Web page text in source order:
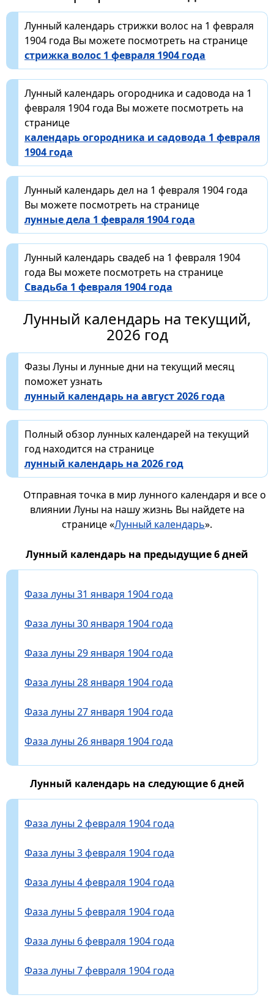
Лунный календарь стрижки волос на 1 февраля
1904 года Вы можете посмотреть на странице
стрижка волос 1 февраля 1904 года
Лунный календарь огородника и садовода на 1
февраля 1904 года Вы можете посмотреть на
странице
календарь огородника и садовода 1 февраля
1904 года
Лунный календарь дел на 1 февраля 1904 года
Вы можете посмотреть на странице
лунные дела 1 февраля 1904 года
Лунный календарь свадеб на 1 февраля 1904
года Вы можете посмотреть на странице
Свадьба 1 февраля 1904 года
Лунный календарь на текущий,
2026 год
Фазы Луны и лунные дни на текущий месяц
поможет узнать
лунный календарь на август 2026 года
Полный обзор лунных календарей на текущий
год находится на странице
лунный календарь на 2026 год
Отправная точка в мир лунного календаря и все о
влиянии Луны на нашу жизнь Вы найдете на
странице «Лунный календарь».
Лунный календарь на предыдущие 6 дней
Фаза луны 31 января 1904 года
Фаза луны 30 января 1904 года
Фаза луны 29 января 1904 года
Фаза луны 28 января 1904 года
Фаза луны 27 января 1904 года
Фаза луны 26 января 1904 года
Лунный календарь на следующие 6 дней
Фаза луны 2 февраля 1904 года
Фаза луны 3 февраля 1904 года
Фаза луны 4 февраля 1904 года
Фаза луны 5 февраля 1904 года
Фаза луны 6 февраля 1904 года
Фаза луны 7 февраля 1904 года